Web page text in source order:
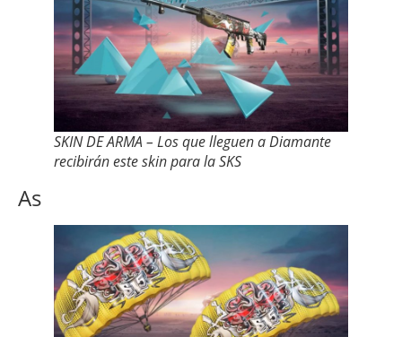
SKIN DE ARMA – Los que lleguen a Diamante
recibirán este skin para la SKS
As